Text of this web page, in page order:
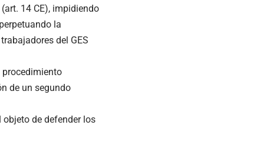
14 CE), impidiendo
la
del GES
procedimiento
de un segundo
objeto de defender los